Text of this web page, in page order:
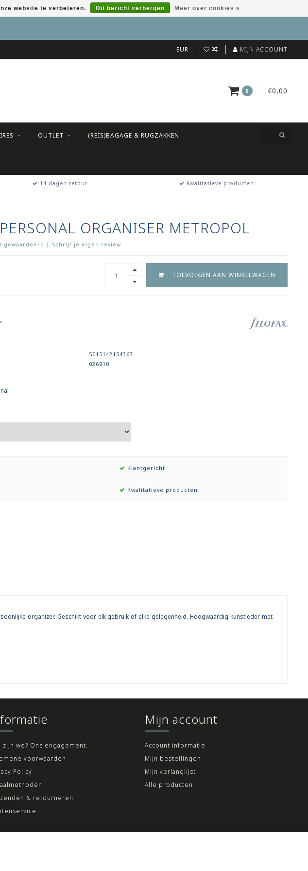
EUR MIJN ACCOUNT
0 €0,00
OUTLET (REIS)BAGAGE & RUGZAKKEN
14 dagen retour Kwalitatieve producten
ORGANISER METROPOL
gewaardeerd | Schrijf je eigen review
TOEVOEGEN AAN WINKELWAGEN
5015142154363
026910
Klantgericht
Kwalitatieve producten
organizer. Geschikt voor elk gebruik of elke gelegenheid. Hoogwaardig kunstleder met
website te verbeteren. Dit bericht verbergen Meer over cookies »
zijn we? Ons engagement.
voorwaarden
Policy
& retourneren
Mijn account
Account informatie
Mijn bestellingen
Mijn verlanglijst
Alle producten